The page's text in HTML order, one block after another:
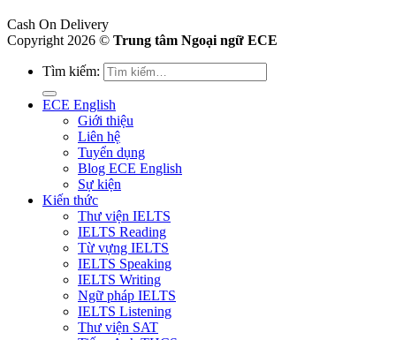
Cash On Delivery
Copyright 2026 © Trung tâm Ngoại ngữ ECE
Tìm kiếm:
ECE English
Giới thiệu
Liên hệ
Tuyển dụng
Blog ECE English
Sự kiện
Kiến thức
Thư viện IELTS
IELTS Reading
Từ vựng IELTS
IELTS Speaking
IELTS Writing
Ngữ pháp IELTS
IELTS Listening
Thư viện SAT